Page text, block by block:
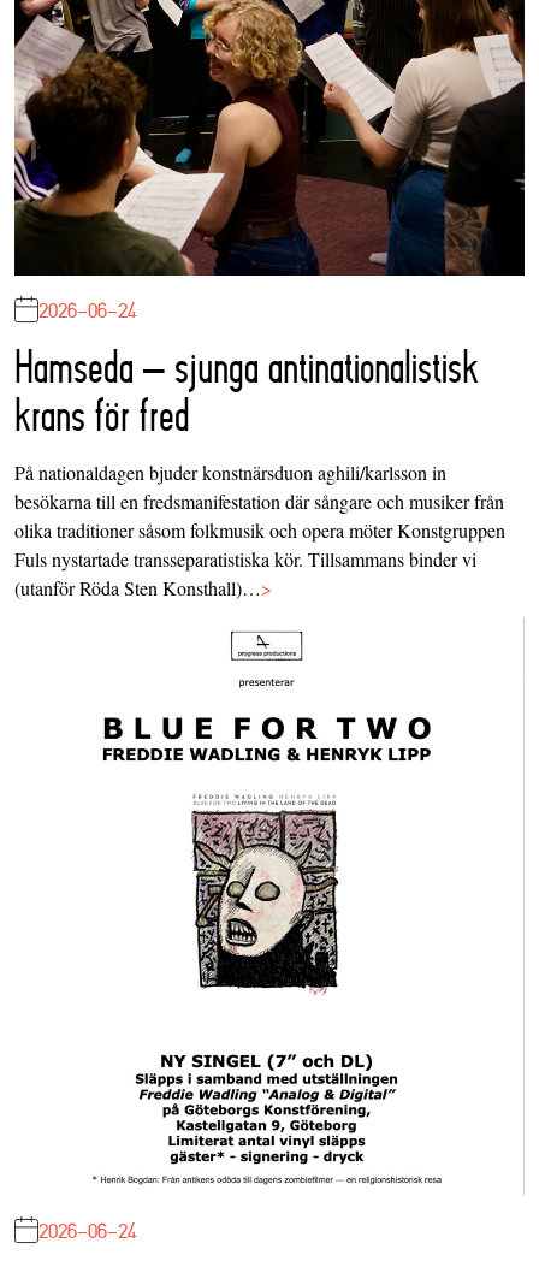
2026-06-24
Hamseda – sjunga antinationalistisk
krans för fred
På nationaldagen bjuder konstnärsduon aghili/karlsson in
besökarna till en fredsmanifestation där sångare och musiker från
olika traditioner såsom folkmusik och opera möter Konstgruppen
Fuls nystartade transseparatistiska kör. Tillsammans binder vi
(utanför Röda Sten Konsthall)…>
2026-06-24